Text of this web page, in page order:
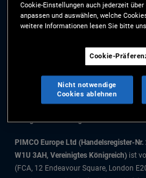
Cookie-Präferenzmanager
Die Informationen auf dieser Website
Staatsbürger bestimmt.
Alle Dokumente und Angaben im
ausschließlich zu Informationszwecken
Anlageberatung verstanden werden.
Anlageentscheidung finanziellen Rat
PIMCO Europe Ltd (Handelsregister-
W1U 3AH, Vereinigtes Königreich) ist
(FCA, 12 Endeavour Square, London
Cookie-Einstellungen auch jederzeit
anpassen und auswählen, welche
weitere Informationen lesen Sie bitte
Cookie-
Nicht notwendige
Cookies ablehnen